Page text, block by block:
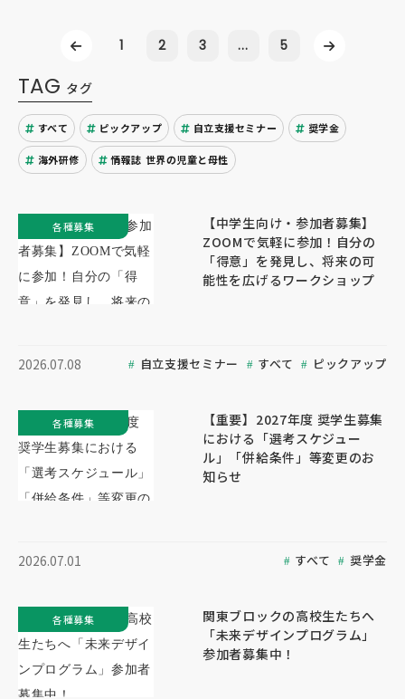
1 2 3 ... 5
TAG タグ
すべて ピックアップ 自立支援セミナー 奨学金
海外研修 情報誌 世界の児童と母性
【中学生向け・参加者募集】
ZOOMで気軽に参加！自分の
「得意」を発見し、将来の可
能性を広げるワークショップ
2026.07.08 自立支援セミナー すべて ピックアップ
各種募集
【重要】2027年度 奨学生募集
における「選考スケジュー
ル」「併給条件」等変更のお
知らせ
2026.07.01 すべて 奨学金
各種募集
関東ブロックの高校生たちへ
「未来デザインプログラム」
参加者募集中！
各種募集